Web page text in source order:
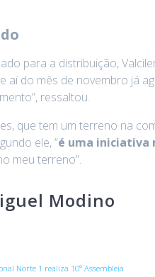
para a distribuição,
aí do mês de novembro já
ressaltou.
que tem um terreno na
ele, “é uma iniciativa
meu terreno”.
Modino
Norte 1 realiza 10º Assembleia